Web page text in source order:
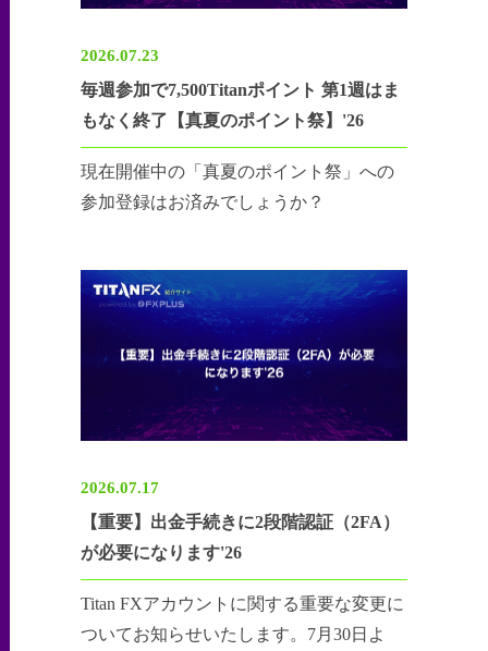
2026.07.23
毎週参加で7,500Titanポイント 第1週はま
もなく終了【真夏のポイント祭】'26
現在開催中の「真夏のポイント祭」への
参加登録はお済みでしょうか？
2026.07.17
【重要】出金手続きに2段階認証（2FA）
が必要になります'26
Titan FXアカウントに関する重要な変更に
ついてお知らせいたします。7月30日よ